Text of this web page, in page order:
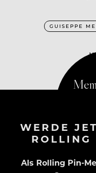
GUISEPPE
WERDE
ROLLING
Als Rolling Pin-